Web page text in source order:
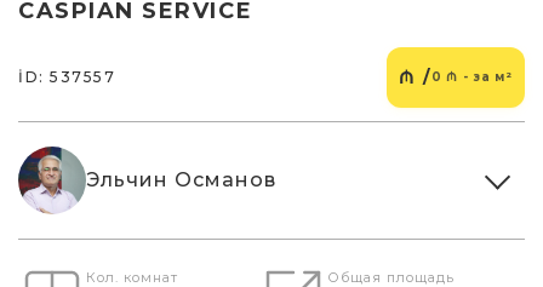
CASPIAN SERVICE
İD: 537557 ₼ /0 ₼ - за м²
Эльчин Османов
Кол. комнат Общая площадь